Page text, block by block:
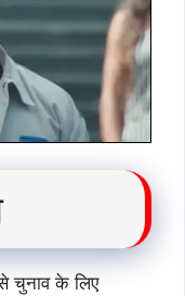
चुनाव के लिए